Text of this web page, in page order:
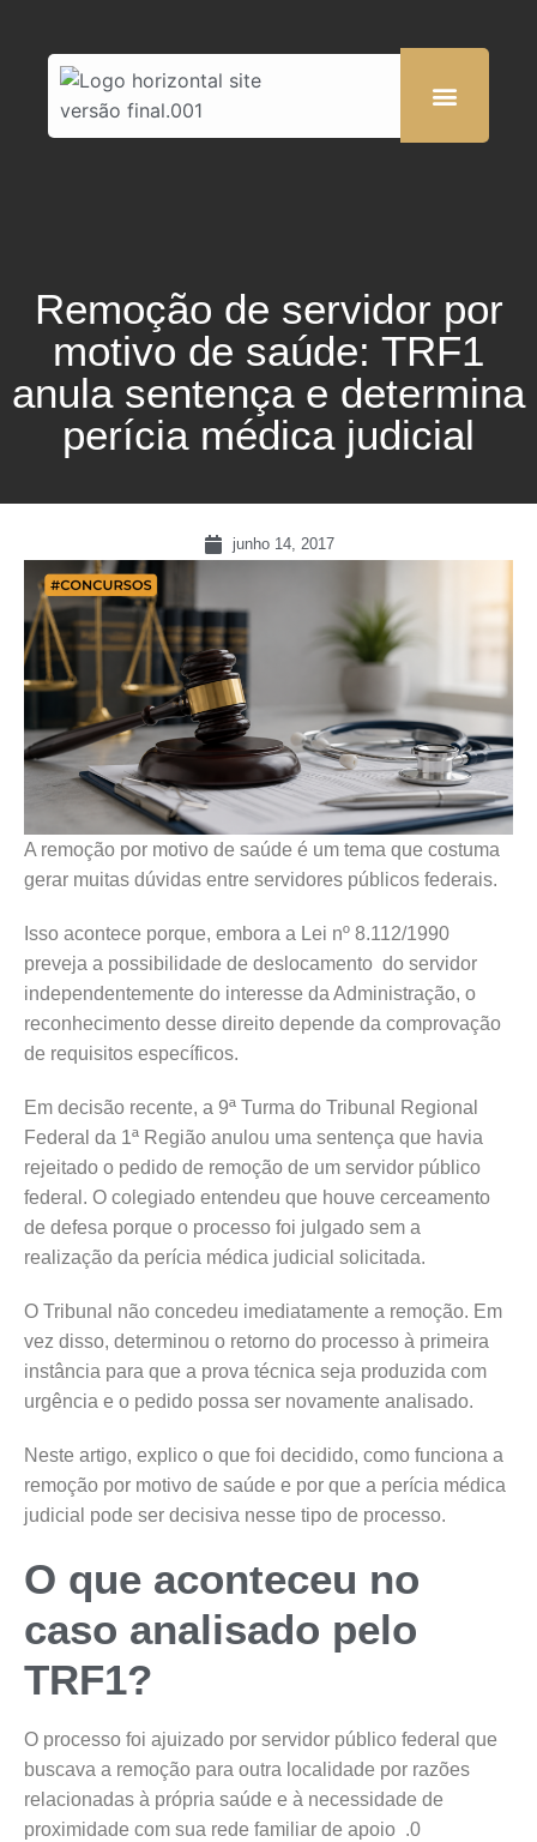
Remoção de servidor por
motivo de saúde: TRF1
anula sentença e determina
perícia médica judicial
junho 14, 2017
A remoção por motivo de saúde é um tema que costuma
gerar muitas dúvidas entre servidores públicos federais.
Isso acontece porque, embora a Lei nº 8.112/1990
preveja a possibilidade de deslocamento do servidor
independentemente do interesse da Administração, o
reconhecimento desse direito depende da comprovação
de requisitos específicos.
Em decisão recente, a 9ª Turma do Tribunal Regional
Federal da 1ª Região anulou uma sentença que havia
rejeitado o pedido de remoção de um servidor público
federal. O colegiado entendeu que houve cerceamento
de defesa porque o processo foi julgado sem a
realização da perícia médica judicial solicitada.
O Tribunal não concedeu imediatamente a remoção. Em
vez disso, determinou o retorno do processo à primeira
instância para que a prova técnica seja produzida com
urgência e o pedido possa ser novamente analisado.
Neste artigo, explico o que foi decidido, como funciona a
remoção por motivo de saúde e por que a perícia médica
judicial pode ser decisiva nesse tipo de processo.
O que aconteceu no
caso analisado pelo
TRF1?
O processo foi ajuizado por servidor público federal que
buscava a remoção para outra localidade por razões
relacionadas à própria saúde e à necessidade de
proximidade com sua rede familiar de apoio .0